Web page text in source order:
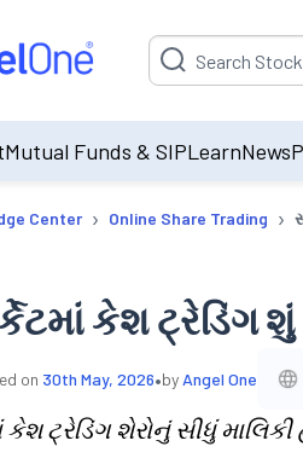
Suggestion will be
Mutual Funds & SIPLearnNews
Center › Online Share Trading ›
કેશ ટ્રેડિંગ
on 30th May, 2026•by Angel One
કેશ ટ્રેડિંગ શેરોનું સીધું